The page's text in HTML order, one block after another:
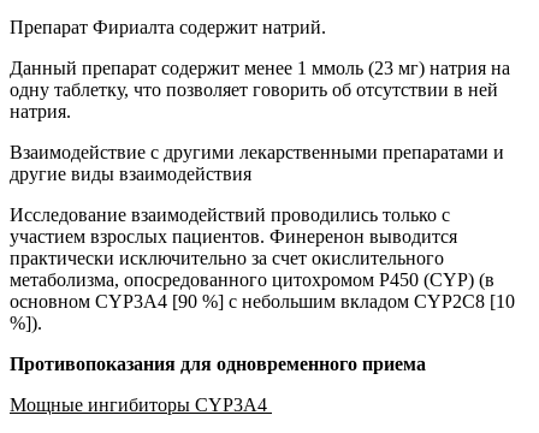
Препарат Фириалта содержит натрий.
Данный препарат содержит менее 1 ммоль (23 мг) натрия на
одну таблетку, что позволяет говорить об отсутствии в ней
натрия.
Взаимодействие с другими лекарственными препаратами и
другие виды взаимодействия
Исследование взаимодействий проводились только с
участием взрослых пациентов. Финеренон выводится
практически исключительно за счет окислительного
метаболизма, опосредованного цитохромом P450 (CYP) (в
основном CYP3A4 [90 %] с небольшим вкладом CYP2C8 [10
%]).
Противопоказания для одновременного приема
Мощные ингибиторы CYP3A4